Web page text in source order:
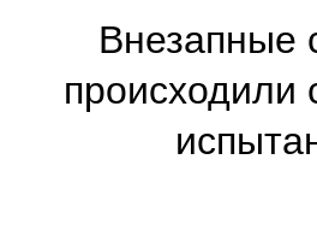
Внезапные
происходили